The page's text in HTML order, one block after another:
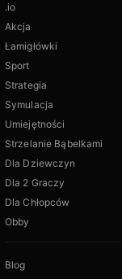
.io
Akcja
Łamigłówki
Sport
Strategia
Symulacja
Umiejętności
Strzelanie Bąbelkami
Dla Dziewczyn
Dla 2 Graczy
Dla Chłopców
Obby
Blog